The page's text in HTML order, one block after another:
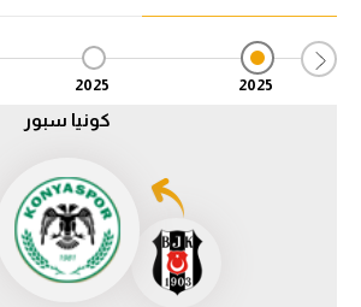
الدوري الألماني
دوري أبطال أوروبا
دوري أبطال إفريقيا
2025
2025
كونيا سبور